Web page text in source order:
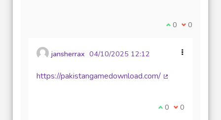
Je suis d'accord
0 Je ne suis
0
jansherrax 04/10/2025 12:12
https://pakistangamedownload.com/
Je suis d'accord
0 Je ne suis
0